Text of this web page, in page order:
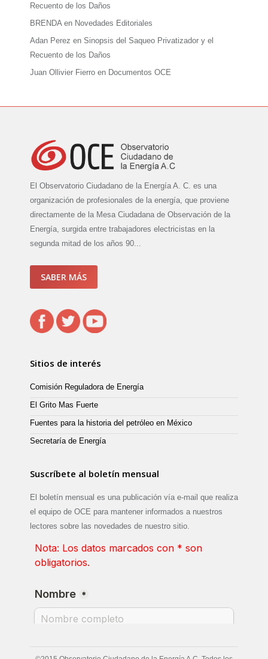
Recuento de los Daños
BRENDA en Novedades Editoriales
Adan Perez en Sinopsis del Saqueo Privatizador y el
Recuento de los Daños
Juan Ollivier Fierro en Documentos OCE
El Observatorio Ciudadano de la Energía A. C. es una
organización de profesionales de la energía, que proviene
directamente de la Mesa Ciudadana de Observación de la
Energía, surgida entre trabajadores electricistas en la
segunda mitad de los años 90...
SABER MÁS
Sitios de interés
Comisión Reguladora de Energía
El Grito Mas Fuerte
Fuentes para la historia del petróleo en México
Secretaría de Energía
Suscríbete al boletín mensual
El boletín mensual es una publicación vía e-mail que realiza
el equipo de OCE para mantener informados a nuestros
lectores sobre las novedades de nuestro sitio.